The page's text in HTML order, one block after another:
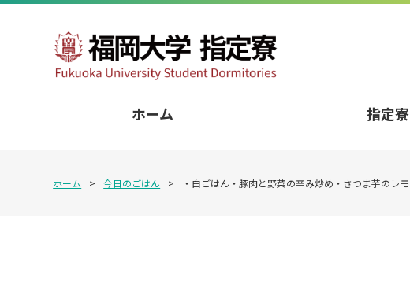
ホーム 指定
ホーム > 今日のごはん > ・白ごはん・豚肉と野菜の辛み炒め・さつま芋のレ